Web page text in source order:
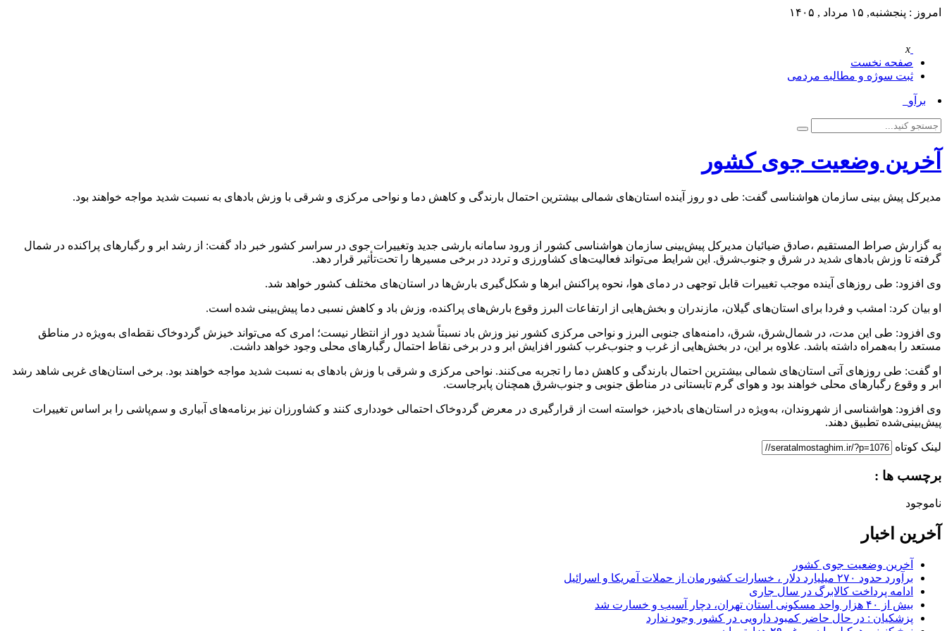
امروز : پنجشنبه, ۱۵ مرداد , ۱۴۰۵
x
صفحه نخست
ثبت سوژه و مطالبه مردمی
برآورد _
آخرین وضعیت جوی کشور
مدیرکل پیش بینی سازمان هواشناسی گفت: طی دو روز آینده استان‌های شمالی بیشترین احتمال بارندگی و کاهش دما و نواحی مرکزی و شرقی با وزش باد‌های به نسبت شدید مواجه خواهند بود.
به گزارش صراط المستقیم ،صادق ضیائیان مدیرکل پیش‌بینی سازمان هواشناسی کشور از ورود سامانه بارشی جدید وتغییرات جوی در سراسر کشور خبر داد گفت: از رشد ابر و رگبارهای پراکنده در شمال
گرفته تا وزش بادهای شدید در شرق و جنوب‌شرق. این شرایط می‌تواند فعالیت‌های کشاورزی و تردد در برخی مسیرها را تحت‌تأثیر قرار دهد.
وی افزود: طی روزهای آینده موجب تغییرات قابل توجهی در دمای هوا، نحوه پراکنش ابرها و شکل‌گیری بارش‌ها در استان‌های مختلف کشور خواهد شد.
او بیان کرد: امشب و فردا برای استان‌های گیلان، مازندران و بخش‌هایی از ارتفاعات البرز وقوع بارش‌های پراکنده، وزش باد و کاهش نسبی دما پیش‌بینی شده است.
وی افزود: طی این مدت، در شمال‌شرق، شرق، دامنه‌های جنوبی البرز و نواحی مرکزی کشور نیز وزش باد نسبتاً شدید دور از انتظار نیست؛ امری که می‌تواند خیزش گردوخاک نقطه‌ای به‌ویژه در مناطق
مستعد را به‌همراه داشته باشد. علاوه بر این، در بخش‌هایی از غرب و جنوب‌غرب کشور افزایش ابر و در برخی نقاط احتمال رگبارهای محلی وجود خواهد داشت.
او گفت: طی روزهای آتی استان‌های شمالی بیشترین احتمال بارندگی و کاهش دما را تجربه می‌کنند. نواحی مرکزی و شرقی با وزش بادهای به نسبت شدید مواجه خواهند بود. برخی استان‌های غربی شاهد رشد
ابر و وقوع رگبارهای محلی خواهند بود و هوای گرم تابستانی در مناطق جنوبی و جنوب‌شرق همچنان پابرجاست.
وی افزود: هواشناسی از شهروندان، به‌ویژه در استان‌های بادخیز، خواسته است از قرارگیری در معرض گردوخاک احتمالی خودداری کنند و کشاورزان نیز برنامه‌های آبیاری و سم‌پاشی را بر اساس تغییرات
پیش‌بینی‌شده تطبیق دهند.
لینک کوتاه
برچسب ها :
ناموجود
آخرین اخبار
آخرین وضعیت جوی کشور
برآورد حدود ۲۷۰ میلیارد دلار ، خسارات کشورمان از حملات آمریکا و اسرائیل
ادامه پرداخت کالابرگ در سال جاری
بیش از ۴۰ هزار واحد مسکونی استان تهران، دچار آسیب و خسارت شد
پزشکیان : در حال حاضر کمبود دارویی در کشور وجود ندارد